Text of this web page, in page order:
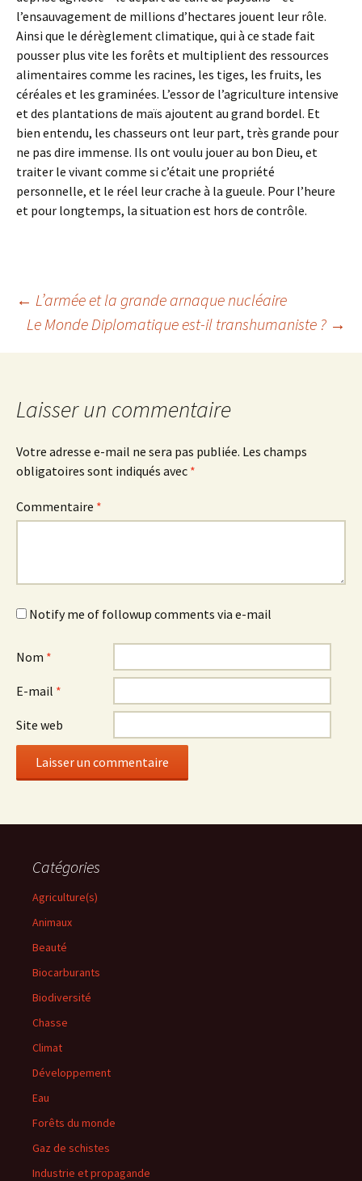
l’ensauvagement de millions d’hectares jouent leur rôle.
Ainsi que le dérèglement climatique, qui à ce stade fait
pousser plus vite les forêts et multiplient des ressources
alimentaires comme les racines, les tiges, les fruits, les
céréales et les graminées. L’essor de l’agriculture intensive
et des plantations de maïs ajoutent au grand bordel. Et
bien entendu, les chasseurs ont leur part, très grande pour
ne pas dire immense. Ils ont voulu jouer au bon Dieu, et
traiter le vivant comme si c’était une propriété
personnelle, et le réel leur crache à la gueule. Pour l’heure
et pour longtemps, la situation est hors de contrôle.
Navigation
des
articles
← L’armée et la grande arnaque nucléaire
Le Monde Diplomatique est-il transhumaniste ? →
Laisser un commentaire
Votre adresse e-mail ne sera pas publiée. Les champs
obligatoires sont indiqués avec *
Commentaire *
Notify me of followup comments via e-mail
Nom *
E-mail *
Site web
Catégories
Agriculture(s)
Animaux
Beauté
Biocarburants
Biodiversité
Chasse
Climat
Développement
Eau
Forêts du monde
Gaz de schistes
Industrie et propagande